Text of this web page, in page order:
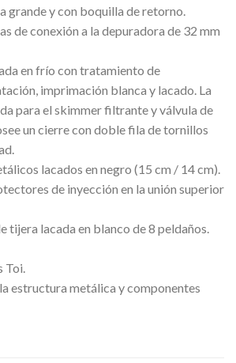
grande y con boquilla de retorno.
de conexión a la depuradora de 32 mm
en frío con tratamiento de
imprimación blanca y lacado. La
para el skimmer filtrante y válvula de
un cierre con doble fila de tornillos
lacados en negro (15 cm / 14 cm).
de inyección en la unión superior
tijera lacada en blanco de 8 peldaños.
Toi.
estructura metálica y componentes